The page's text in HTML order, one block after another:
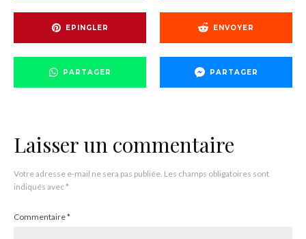
EPINGLER ENVOYER
PARTAGER PARTAGER
Laisser un commentaire
Votre adresse e-mail ne sera pas publiée. Les champs obligatoires sont
indiqués avec*
Commentaire*